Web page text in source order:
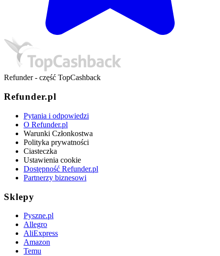
Refunder - część TopCashback
Refunder.pl
Pytania i odpowiedzi
O Refunder.pl
Warunki Członkostwa
Polityka prywatności
Ciasteczka
Ustawienia cookie
Dostępność Refunder.pl
Partnerzy biznesowi
Sklepy
Pyszne.pl
Allegro
AliExpress
Amazon
Temu